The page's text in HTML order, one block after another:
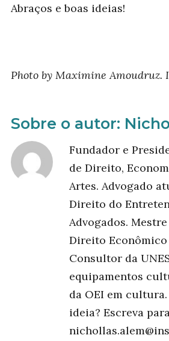
Abraços e boas ideias!
Photo by Maximine Amoudruz.
Sobre o autor:
Fundador e
de Direito,
Artes. Advogado
Direito do
Advogados.
Direito Econômico
Consultor da
equipamentos
da OEI em
ideia? Escreva